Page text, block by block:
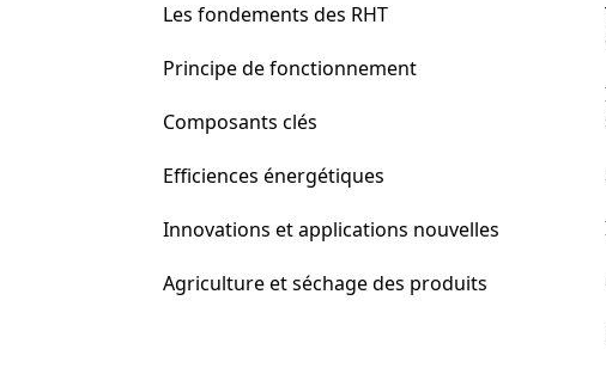
Les fondements des RHT
Principe de fonctionnement
Composants clés
Efficiences énergétiques
Innovations et applications nouvelles
Agriculture et séchage des produits